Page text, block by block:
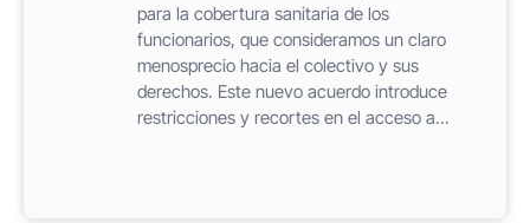
para la cobertura sanitaria de los
funcionarios, que consideramos un claro
menosprecio hacia el colectivo y sus
derechos. Este nuevo acuerdo introduce
restricciones y recortes en el acceso a...